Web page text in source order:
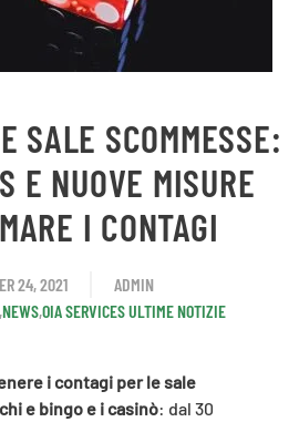
SALE SCOMMESSE:
E NUOVE MISURE
I CONTAGI
24, 2021
ADMIN
,NEWS,OIA SERVICES ULTIME NOTIZIE
i contagi per lesale
e bingo e i casinò: dal 30